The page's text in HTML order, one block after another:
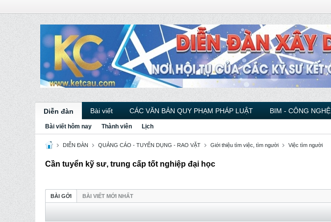
Diễn đàn Bài viết CÁC VĂN BẢN QUY PHẠM PHÁP LUẬT BIM - CÔNG NGHỆ
Bài viết hôm nay Thành viên Lịch
DIỄN ĐÀN QUẢNG CÁO - TUYỂN DỤNG - RAO VẶT Giới thiệu tìm việc, tìm người Việc tìm người
Cần tuyển kỹ sư, trung cấp tốt nghiệp đại học
BÀI GỞI BÀI VIẾT MỚI NHẤT